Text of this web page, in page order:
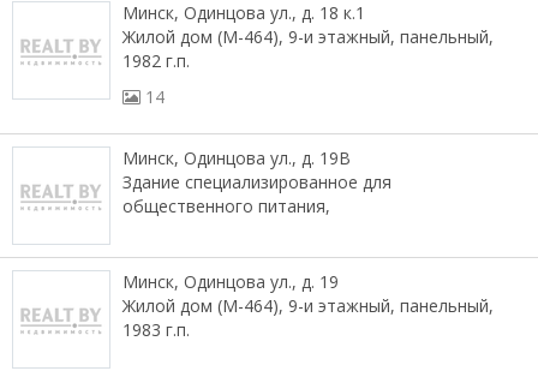
Минск, Одинцова ул., д. 18 к.1
Жилой дом (М-464), 9-и этажный, панельный,
1982 г.п.
14
Минск, Одинцова ул., д. 19В
Здание специализированное для
общественного питания,
Минск, Одинцова ул., д. 19
Жилой дом (М-464), 9-и этажный, панельный,
1983 г.п.